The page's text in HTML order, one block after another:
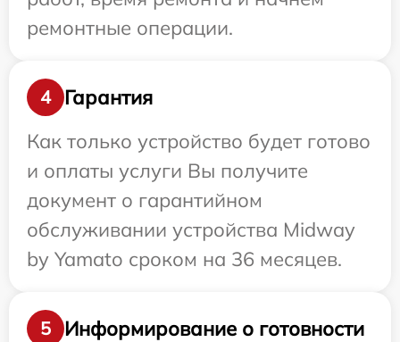
ремонтные операции.
4
Гарантия
Как только устройство будет готово
и оплаты услуги Вы получите
документ о гарантийном
обслуживании устройства Midway
by Yamato сроком на 36 месяцев.
5
Информирование о готовности